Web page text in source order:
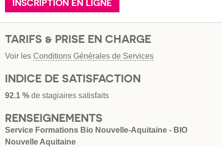
INSCRIPTION EN LIGNE
TARIFS & PRISE EN CHARGE
Voir les Conditions Générales de Services
INDICE DE SATISFACTION
92.1 % de stagiaires satisfaits
RENSEIGNEMENTS
Service Formations Bio Nouvelle-Aquitaine - BIO
Nouvelle Aquitaine